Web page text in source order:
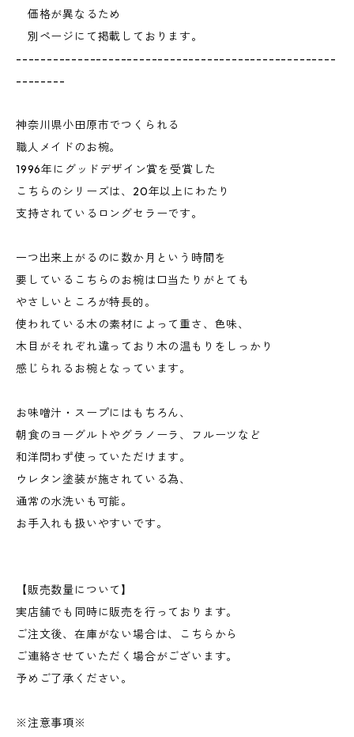
価格が異なるため
別ページにて掲載しております。
----------------------------------------------------
--------
神奈川県小田原市でつくられる
職人メイドのお椀。
1996年にグッドデザイン賞を受賞した
こちらのシリーズは、20年以上にわたり
支持されているロングセラーです。
一つ出来上がるのに数か月という時間を
要しているこちらのお椀は口当たりがとても
やさしいところが特長的。
使われている木の素材によって重さ、色味、
木目がそれぞれ違っており木の温もりをしっかり
感じられるお椀となっています。
お味噌汁・スープにはもちろん、
朝食のヨーグルトやグラノーラ、フルーツなど
和洋問わず使っていただけます。
ウレタン塗装が施されている為、
通常の水洗いも可能。
お手入れも扱いやすいです。
【販売数量について】
実店舗でも同時に販売を行っております。
ご注文後、在庫がない場合は、こちらから
ご連絡させていただく場合がございます。
予めご了承ください。
※注意事項※